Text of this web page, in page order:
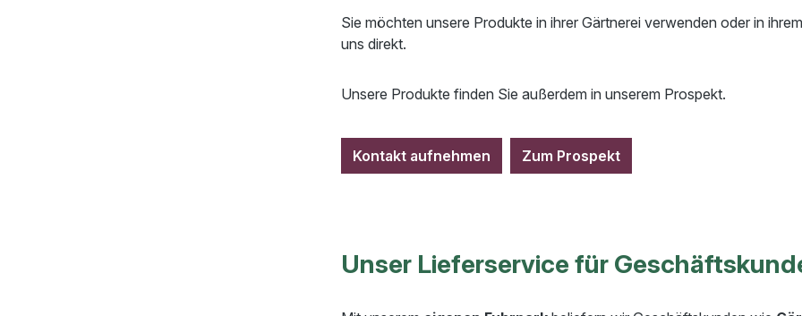
Sie möchten unsere Produkte in ihrer Gärtnerei verwenden oder in
uns direkt.
Unsere Produkte finden Sie außerdem in unserem Prospekt.
Kontakt aufnehmen Zum Prospekt
Unser Lieferservice für